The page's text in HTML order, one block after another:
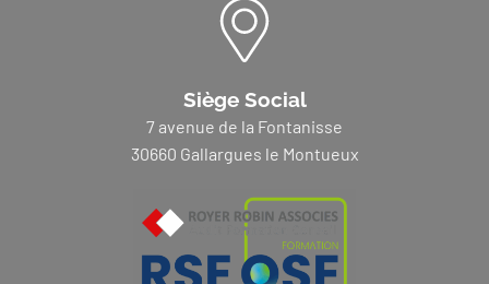
Siège Social
7 avenue de la Fontanisse
30660 Gallargues le Montueux